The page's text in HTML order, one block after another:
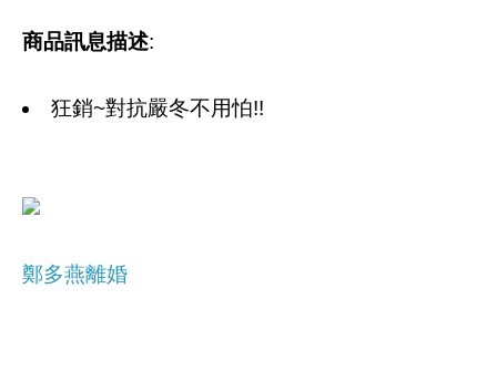
商品訊息描述:
狂銷~對抗嚴冬不用怕!!
鄭多燕離婚